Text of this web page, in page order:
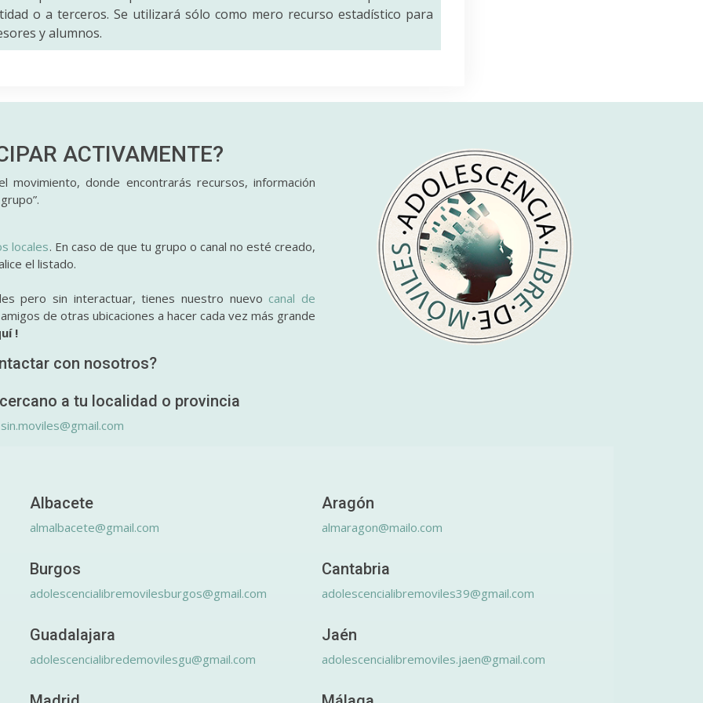
o a terceros. Se utilizará sólo como mero recurso estadístico para
y alumnos.
ACTIVAMENTE?
donde encontrarás recursos, información
locales. En caso de que tu grupo o canal no esté creado,
el listado.
pero sin interactuar, tienes nuestro nuevo canal de
de otras ubicaciones a hacer cada vez más grande
!
con nosotros?
a tu localidad o provincia
Albacete
almalbacete@gmail.com
Aragón
almaragon@mailo.com
Burgos
adolescencialibremovilesburgos@gmail.com
Cantabria
adolescencialibremoviles39@gmail.com
Guadalajara
adolescencialibredemovilesgu@gmail.com
Jaén
adolescencialibremoviles.jaen@gmail.com